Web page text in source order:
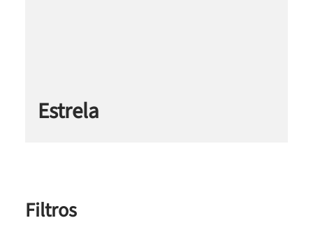
Estrela
Filtros